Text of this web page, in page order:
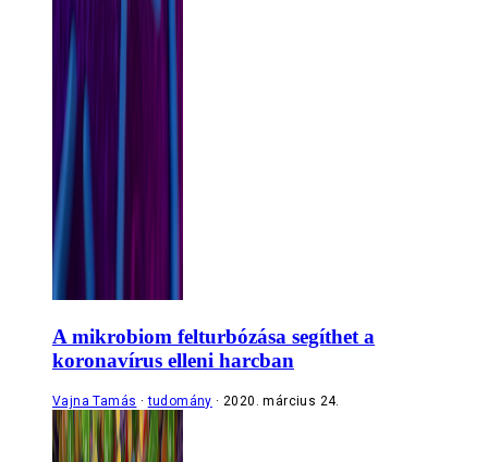
A mikrobiom felturbózása segíthet a
koronavírus elleni harcban
Vajna Tamás tudomány 2020. március 24.